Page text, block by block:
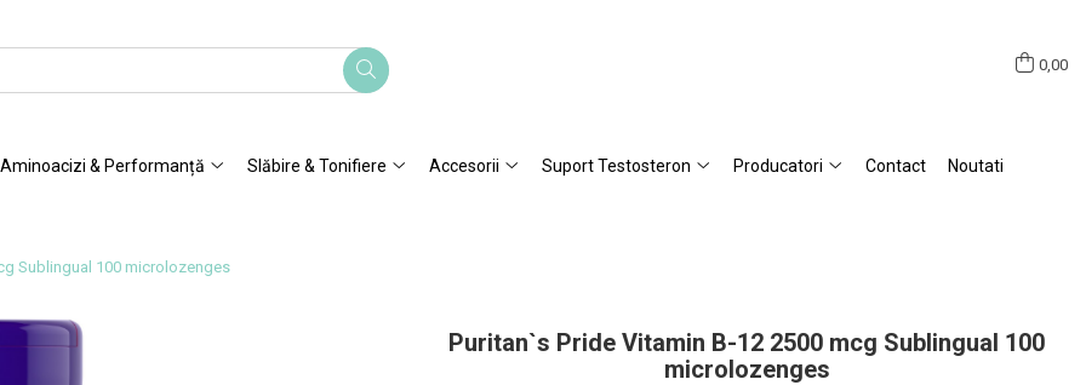
0,00
Aminoacizi & Performanță Slăbire & Tonifiere Accesorii Suport Testosteron Producatori Contact Noutati
Sublingual 100 microlozenges
Puritan`s Pride Vitamin B-12 2500 mcg Sublingual 100
microlozenges